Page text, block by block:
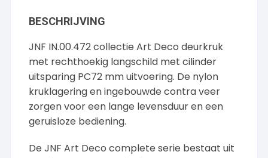
BESCHRIJVING
JNF IN.00.472 collectie Art Deco deurkruk
met rechthoekig langschild met cilinder
uitsparing PC72 mm uitvoering. De nylon
kruklagering en ingebouwde contra veer
zorgen voor een lange levensduur en een
geruisloze bediening.
De JNF Art Deco complete serie bestaat uit